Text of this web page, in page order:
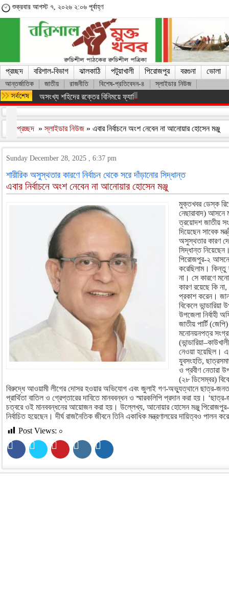
শুক্রবার আগস্ট ৭, ২০২৬ ২:০৬ পূর্বাহ্ণ
প্রচ্ছদ বরিশাল-বিভাগ ঝালকাঠি পটুয়াখালী পিরোজপুর বরগুনা ভোলা
আন্তর্জাতিক জাতীয় রাজনীতি বিশেষ-প্রতিবেদন-৪ স্লাইডার নিউজ
অসংখ্য শহিদের রক্তের বিনিময়ে ফ্যাসিস্ট সরকারকে হটানো সম্ভব হয়েছে :
প্রচ্ছদ »স্লাইডার নিউজ » এবার নির্বাচনে অংশ নেবেন না আনোয়ার হোসেন মঞ্জু
Sunday December 28, 2025 , 6:37 pm
শারীরিক অসুস্থতার কারণে নির্বাচন থেকে সরে দাঁড়ানোর সিদ্ধান্ত
এবার নির্বাচনে অংশ নেবেন না আনোয়ার হোসেন মঞ্জু
মুক্তখবর ডেস্ক
নেছারাবাদ)
ত্রয়োদশ জাতীয়
দিয়েছেন সাবেক
অসুস্থতার কারণ
সিদ্ধান্ত
পিরোজপুর-২ আসনে
করেছিলাম। কিন্তু
না। সে কারণে
কারণ রয়েছে কি
প্রকাশ করেন।
বিকেলে ভান্ডারিয়া
উপজেলা নির্বাহী
জাতীয় পার্টি
মনোনয়নপত্র
নেওয়া হয়েছিল। এ
যুবসংহতি,
ও প্রবীণ নেতারা
(২৮ ডিসেম্বর)
বিরুদ্ধে আওয়ামী লীগের দোসর হওয়ার অভিযোগ এবং জুলাই গণ-অভ্যুত্থানে ছাত্র-
প্রার্থিতা বাতিল ও গ্রেপ্তারের দাবিতে মানববন্ধন ও স্মারকলিপি প্রদান করা হয়।
চত্বরে ওই মানববন্ধনের আয়োজন করা হয়। উল্লেখ্য, আনোয়ার হোসেন মঞ্জু
নির্বাচিত হয়েছেন। দীর্ঘ রাজনৈতিক জীবনে তিনি একাধিক মন্ত্রণালয়ের দায়িত্বও পালন
Post Views: ০